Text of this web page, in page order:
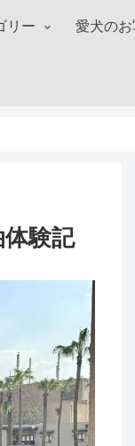
リー 愛犬のお
験記